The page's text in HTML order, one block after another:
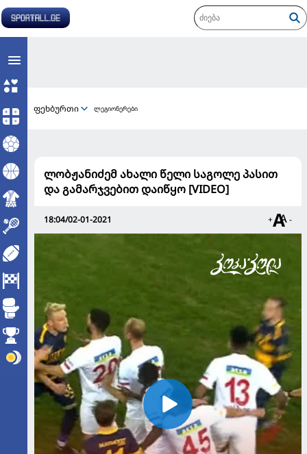
ფეხბურთი ლეგიონერები
ლობჟანიძემ ახალი წელი საგოლე პასით
და გამარჯვებით დაიწყო [VIDEO]
18:04/02-01-2021 + -